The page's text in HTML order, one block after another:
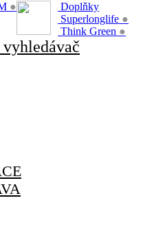
●
Doplňky
Superlonglife ●
Think Green ●